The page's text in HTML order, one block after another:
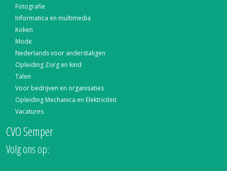
Fotografie
Informatica en multimedia
Koken
Mode
Nederlands voor anderstaligen
Opleiding Zorg en kind
Talen
Voor bedrijven en organisaties
Opleiding Mechanica en Elektriciteit
Vacatures
CVO Semper
Volg ons op: